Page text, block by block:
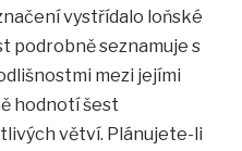
vystřídalo loňské
podrobně seznamuje s
mezi jejími
hodnotí šest
větví. Plánujete-li